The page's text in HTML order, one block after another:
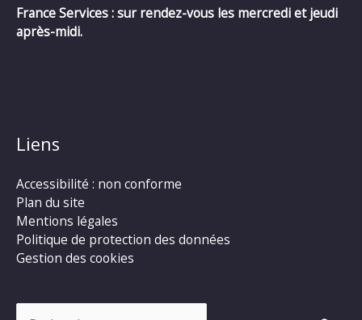
France Services : sur rendez-vous les mercredi et jeudi
après-midi.
Liens
Accessibilité : non conforme
Plan du site
Mentions légales
Politique de protection des données
Gestion des cookies